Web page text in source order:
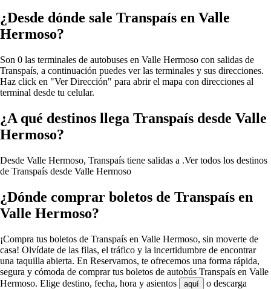
¿Desde dónde sale Transpaís en Valle
Hermoso?
Son 0 las terminales de autobuses en Valle Hermoso con salidas de
Transpaís, a continuación puedes ver las terminales y sus direcciones.
Haz click en "Ver Dirección" para abrir el mapa con direcciones al
terminal desde tu celular.
¿A qué destinos llega Transpaís desde Valle
Hermoso?
Desde Valle Hermoso, Transpaís tiene salidas a .Ver todos los destinos
de Transpaís desde Valle Hermoso
¿Dónde comprar boletos de Transpaís en
Valle Hermoso?
¡Compra tus boletos de Transpaís en Valle Hermoso, sin moverte de
casa! Olvídate de las filas, el tráfico y la incertidumbre de encontrar
una taquilla abierta. En Reservamos, te ofrecemos una forma rápida,
segura y cómoda de comprar tus boletos de autobús Transpaís en Valle
Hermoso. Elige destino, fecha, hora y asientos
aquí
o descarga